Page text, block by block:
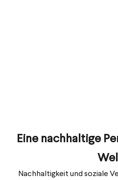
Eine nachhaltige
Nachhaltigkeit und soziale